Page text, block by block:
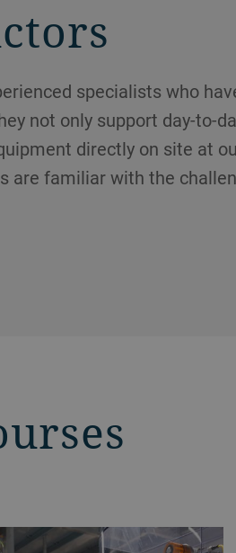
specialists who
not only support day-to-
directly on site at
are familiar with the